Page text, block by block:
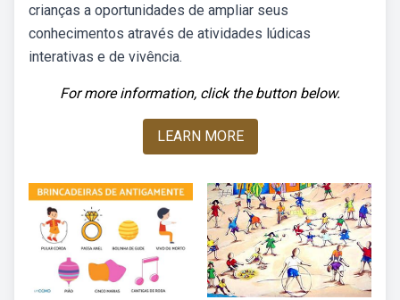
crianças a oportunidades de ampliar seus
conhecimentos através de atividades lúdicas
interativas e de vivência.
For more information, click the button below.
LEARN MORE